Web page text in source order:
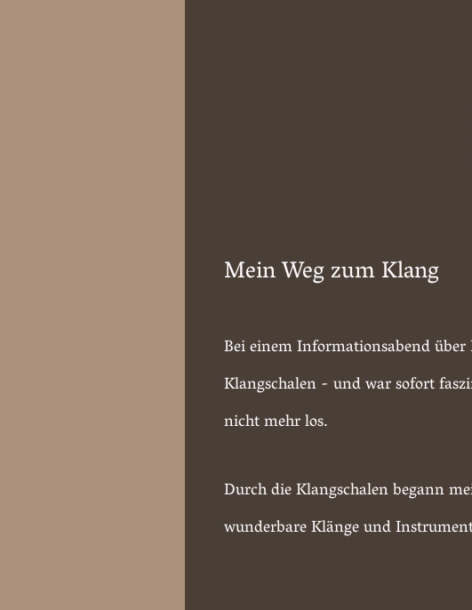
Mein Weg zum Klang
Bei einem Informationsabend
Klangschalen - und war sofort
nicht mehr los.
Durch die Klangschalen begann
wunderbare Klänge und